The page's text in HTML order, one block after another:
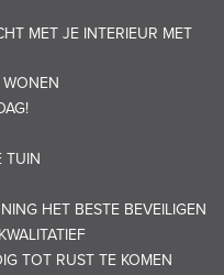
MET JE INTERIEUR MET
TUIN
HET BESTE BEVEILIGEN
TOT RUST TE KOMEN